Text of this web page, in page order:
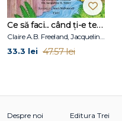
Ce să faci... când ți-e teamă de greșeli. Ghid pentru copiii care nu acceptă să fie imperfecți
Claire A.B. Freeland, Jacqueline B. Toner, Janet McDonnell
33.3 lei 47.57 lei
Despre noi
Editura Trei